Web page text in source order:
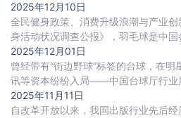
系列产品，sku已达千余种，单品销
2025年12月10日
全民健身政策、消费升级浪潮与产业
身活动状况调查公报》，羽毛球是中
35%，仅次于跑步，排名第二。羽毛球
2025年12月01日
曾经带有“街边野球”标签的台球，在
讯等资本纷纷入局——中国台球厅行业
激烈的两极分化中找到生存与发展之路
2025年11月11日
自改革开放以来，我国出版行业先后